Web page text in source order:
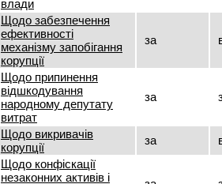
влади
Щодо забезпечення
ефективності
механізму запобігання
корупції
за
Щодо припинення
відшкодування
народному депутату
витрат
за
Щодо викривачів
корупції
за
Щодо конфіскації
незаконних активів і